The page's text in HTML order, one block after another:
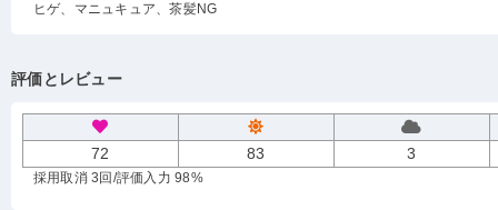
ヒゲ、マニュキュア、茶髪NG
評価とレビュー
72 83 3
採用取消 3回 /評価入力 98%